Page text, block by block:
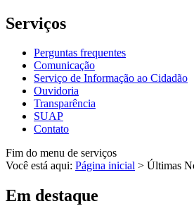
Serviços
Perguntas frequentes
Comunicação
Serviço de Informação ao Cidadão
Ouvidoria
Transparência
SUAP
Contato
Fim do menu de serviços
Você está aqui: Página inicial > Últimas
Em destaque